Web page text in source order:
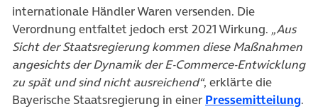
internationale Händler Waren versenden. Die
Verordnung entfaltet jedoch erst 2021 Wirkung. „Aus
Sicht der Staatsregierung kommen diese Maßnahmen
angesichts der Dynamik der E-Commerce-Entwicklung
zu spät und sind nicht ausreichend“, erklärte die
Bayerische Staatsregierung in einer Pressemitteilung.